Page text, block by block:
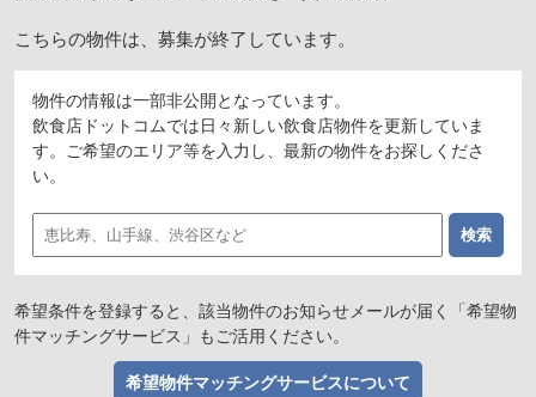
こちらの物件は、募集が終了しています。
物件の情報は一部非公開となっています。
飲食店ドットコムでは日々新しい飲食店物件を更新していま
す。ご希望のエリア等を入力し、最新の物件をお探しくださ
い。
希望条件を登録すると、該当物件のお知らせメールが届く「希望物
件マッチングサービス」もご活用ください。
希望物件マッチングサービスについて